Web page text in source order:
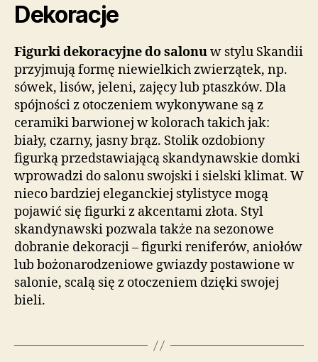
Dekoracje
Figurki dekoracyjne do salonuw stylu Skandii
przyjmują formę niewielkich zwierzątek, np.
sówek, lisów, jeleni, zajęcy lub ptaszków. Dla
spójności z otoczeniem wykonywane są z
ceramiki barwionej w kolorach takich jak:
biały, czarny, jasny brąz. Stolik ozdobiony
figurką przedstawiającą skandynawskie domki
wprowadzi do salonu swojski i sielski klimat. W
nieco bardziej eleganckiej stylistyce mogą
pojawić się figurki z akcentami złota. Styl
skandynawski pozwala także na sezonowe
dobranie dekoracji – figurki reniferów, aniołów
lub bożonarodzeniowe gwiazdy postawione w
salonie, scalą się z otoczeniem dzięki swojej
bieli.